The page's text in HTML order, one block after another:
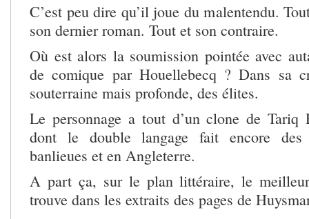
C’est peu dire qu’il joue du malentendu.
son dernier roman. Tout et son contraire.
Où est alors la soumission pointée avec
de comique par Houellebecq ? Dans sa
souterraine mais profonde, des élites.
Le personnage a tout d’un clone de Tariq
dont le double langage fait encore des
banlieues et en Angleterre.
A part ça, sur le plan littéraire, le
trouve dans les extraits des pages de